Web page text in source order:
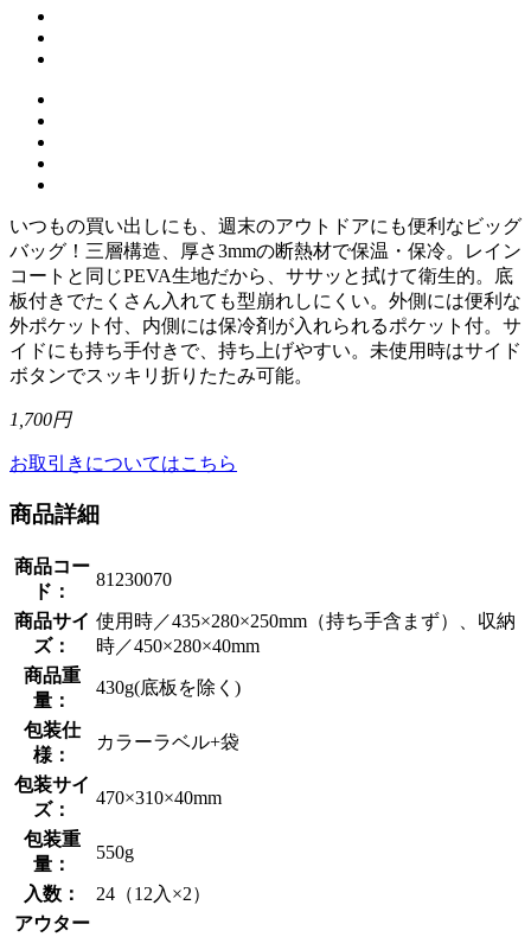
いつもの買い出しにも、週末のアウトドアにも便利なビッグ
バッグ！三層構造、厚さ3mmの断熱材で保温・保冷。レイン
コートと同じPEVA生地だから、ササッと拭けて衛生的。底
板付きでたくさん入れても型崩れしにくい。外側には便利な
外ポケット付、内側には保冷剤が入れられるポケット付。サ
イドにも持ち手付きで、持ち上げやすい。未使用時はサイド
ボタンでスッキリ折りたたみ可能。
1,700円
お取引きについてはこちら
商品詳細
商品コー
ド：
81230070
商品サイ
ズ：
使用時／435×280×250mm（持ち手含まず）、収納
時／450×280×40mm
商品重
量：
430g(底板を除く)
包装仕
様：
カラーラベル+袋
包装サイ
ズ：
470×310×40mm
包装重
量：
550g
入数：
24（12入×2）
アウター